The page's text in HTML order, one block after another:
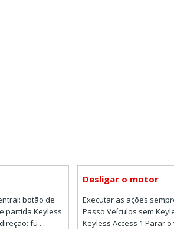
botão de
partida Keyless
fu ...
Desligar o motor
Executar as ações
Passo Veículos sem
Keyless Access 1 Parar o